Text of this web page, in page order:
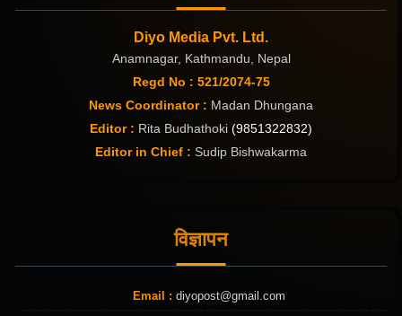
Diyo Media Pvt. Ltd.
Anamnagar, Kathmandu, Nepal
Regd No : 521/2074-75
News Coordinator : Madan Dhungana
Editor : Rita Budhathoki (9851322832)
Editor in Chief : Sudip Bishwakarma
विज्ञापन
Email : diyopost@gmail.com